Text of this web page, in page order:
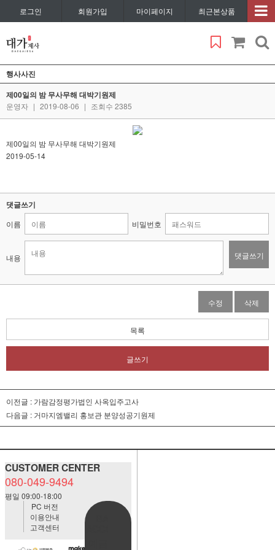
로그인 회원가입 마이페이지 최근본상품
행사사진
제00일의 밤 무사무해 대박기원제
운영자 | 2019-08-06 | 조회수 2385
제00일의 밤 무사무해 대박기원제
2019-05-14
댓글쓰기
이름 비밀번호
내용 댓글쓰기
수정 삭제
목록
글쓰기
이전글 : 가람감정평가법인 사옥입주고사
다음글 : 거마지엠밸리 홍보관 분양성공기원제
CUSTOMER CENTER
080-049-9494
평일 09:00-18:00
PC 버전
이용안내
고객센터